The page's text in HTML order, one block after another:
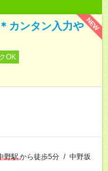
NEW
カンタン入力や
OK
野駅から徒歩5分 / 中野坂